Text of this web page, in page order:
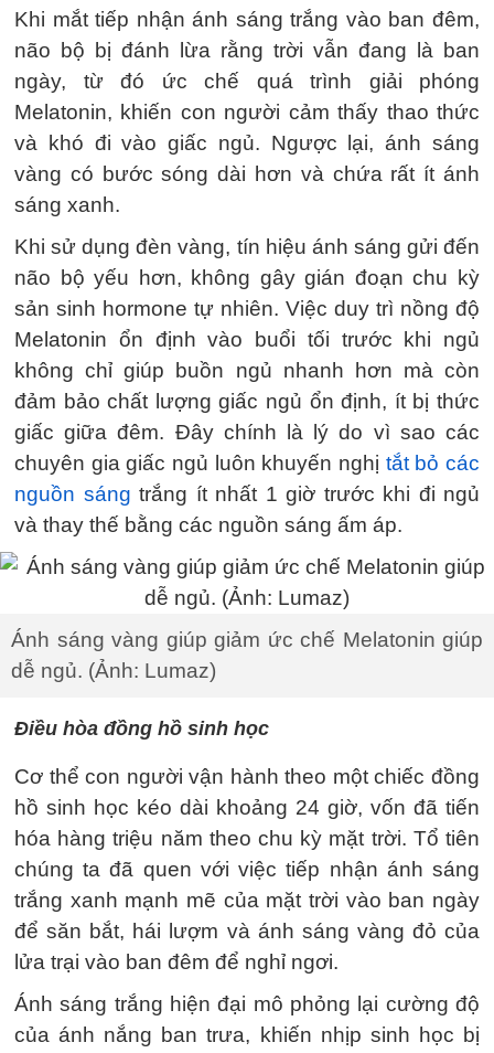
Khi mắt tiếp nhận ánh sáng trắng vào ban đêm,
não bộ bị đánh lừa rằng trời vẫn đang là ban
ngày, từ đó ức chế quá trình giải phóng
Melatonin, khiến con người cảm thấy thao thức
và khó đi vào giấc ngủ. Ngược lại, ánh sáng
vàng có bước sóng dài hơn và chứa rất ít ánh
sáng xanh.
Khi sử dụng đèn vàng, tín hiệu ánh sáng gửi đến
não bộ yếu hơn, không gây gián đoạn chu kỳ
sản sinh hormone tự nhiên. Việc duy trì nồng độ
Melatonin ổn định vào buổi tối trước khi ngủ
không chỉ giúp buồn ngủ nhanh hơn mà còn
đảm bảo chất lượng giấc ngủ ổn định, ít bị thức
giấc giữa đêm. Đây chính là lý do vì sao các
chuyên gia giấc ngủ luôn khuyến nghị tắt bỏ các
nguồn sáng trắng ít nhất 1 giờ trước khi đi ngủ
và thay thế bằng các nguồn sáng ấm áp.
Ánh sáng vàng giúp giảm ức chế Melatonin giúp
dễ ngủ. (Ảnh: Lumaz)
Điều hòa đồng hồ sinh học
Cơ thể con người vận hành theo một chiếc đồng
hồ sinh học kéo dài khoảng 24 giờ, vốn đã tiến
hóa hàng triệu năm theo chu kỳ mặt trời. Tổ tiên
chúng ta đã quen với việc tiếp nhận ánh sáng
trắng xanh mạnh mẽ của mặt trời vào ban ngày
để săn bắt, hái lượm và ánh sáng vàng đỏ của
lửa trại vào ban đêm để nghỉ ngơi.
Ánh sáng trắng hiện đại mô phỏng lại cường độ
của ánh nắng ban trưa, khiến nhịp sinh học bị